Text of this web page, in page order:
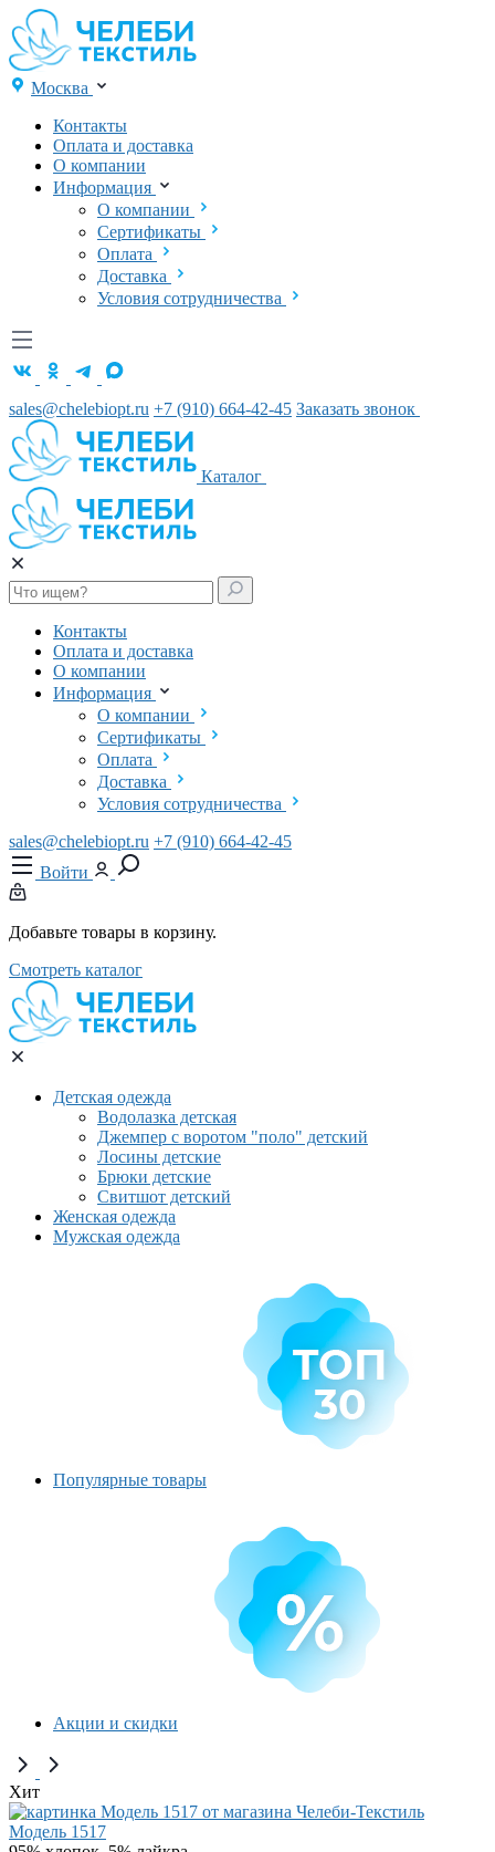
Москва
Контакты
Оплата и доставка
О компании
Информация
О компании
Сертификаты
Оплата
Доставка
Условия сотрудничества
sales@chelebiopt.ru +7 (910) 664-42-45 Заказать звонок
Каталог
Контакты
Оплата и доставка
О компании
Информация
О компании
Сертификаты
Оплата
Доставка
Условия сотрудничества
sales@chelebiopt.ru +7 (910) 664-42-45
Войти
Добавьте товары в корзину.
Смотреть каталог
Детская одежда
Водолазка детская
Джемпер с воротом "поло" детский
Лосины детские
Брюки детские
Свитшот детский
Женская одежда
Мужская одежда
Популярные товары
Акции и скидки
Хит
Модель 1517